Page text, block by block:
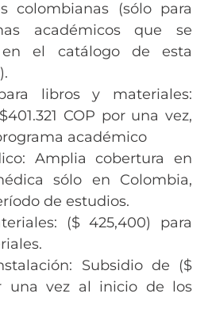
colombianas (sólo para
académicos que se
en el catálogo de esta
libros y materiales:
COP por una vez,
académico
Amplia cobertura en
sólo en Colombia,
de estudios.
($ 425,400) para
Subsidio de ($
una vez al inicio de los